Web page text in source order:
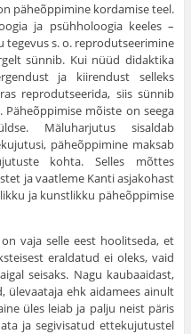
päheõppimine kordamise teel.
ja psühholoogia keeles –
tegevus s. o. reprodutseerimine
sünnib. Kui nüüd didaktika
ja kiirendust selleks
reprodutseerida, siis sünnib
mõiste on seega
Mäluharjutus sisal­dab
päheõppi­mine maksab
kohta. Selles mõttes
ja vaatleme Kanti asjakohast
ja kunstlikku päheõppimise
vaja selle eest hoolitseda, et
eraldatud ei oleks, vaid
seisaks. Nagu kaubaaidast,
ülevaataja ehk aidamees ainult
üles leiab ja palju neist päris
ja segivisatud ettekuju­tustel